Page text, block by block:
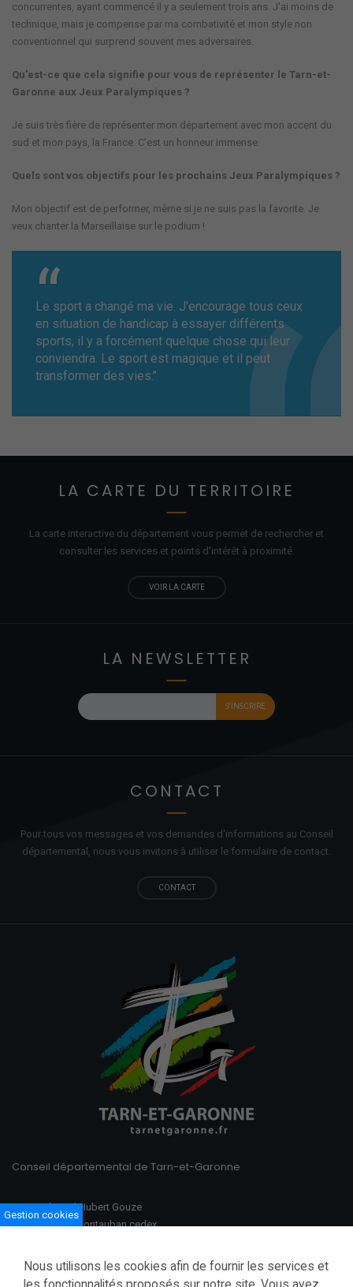
concurrentes, ayant commencé il y a seulement trois ans. J'ai moins de
technique, mais je compense par ma combativité et mon style non
conventionnel qui surprend souvent mes adversaires.
Qu'est-ce que cela signifie pour vous de représenter le Tarn-et-
Garonne aux Jeux Paralympiques ?
Je suis très fière de représenter mon département avec mon accent du
sud et mon pays, la France. C’est un honneur immense.
Quels sont vos objectifs pour les prochains Jeux Paralympiques ?
Mon objectif est de performer, même si je ne suis pas la favorite. Je
veux chanter la Marseillaise sur le podium !
Le sport a changé ma vie. J'encourage tous ceux
en situation de handicap à essayer différents
sports, il y a forcément quelque chose qui leur
conviendra. Le sport est magique et il peut
transformer des vies."
LA CARTE DU TERRITOIRE
La carte interactive du département vous permet de rechercher et
consulter les services et points d'intérêt à proximité.
VOIR LA CARTE
LA NEWSLETTER
CONTACT
Pour tous vos messages et vos demandes d'informations au Conseil
départemental, nous vous invitons à utiliser le formulaire de contact.
CONTACT
Conseil départemental de Tarn-et-Garonne
100 Boulevard Hubert Gouze
BP 783 82013 Montauban cedex
Gestion cookies
Nous utilisons les cookies afin de fournir les services et